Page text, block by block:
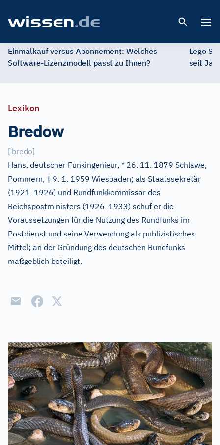
Einmalkauf versus Abonnement: Welches
Software-Lizenzmodell passt zu Ihnen?
Lego
seit
Lexikon
Bredow
[ˈbredo]
Hans, deutscher Funkingenieur, * 26. 11. 1879 Schlawe,
Pommern, † 9. 1. 1959 Wiesbaden; als Staatssekretär
(1921–1926) und Rundfunkkommissar des
Reichspostministers (1926–1933) schuf er die
Voraussetzungen für die Nutzung des Rundfunks im
Postdienst und seine Verwendung als publizistisches
Mittel; an der Gründung des deutschen Rundfunks
maßgeblich beteiligt.